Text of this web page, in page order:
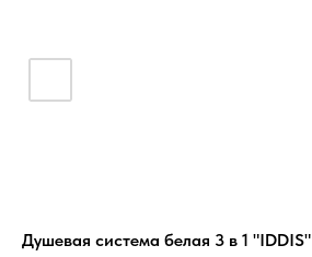
Душевая система белая 3 в 1 "IDDIS"